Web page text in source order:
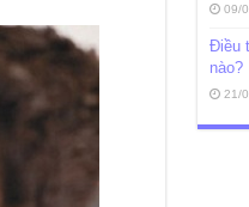
09/
Điều
nào?
21/